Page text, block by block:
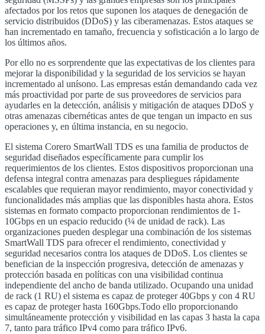
afectados por los retos que suponen los ataques de denegación de
servicio distribuidos (DDoS) y las ciberamenazas. Estos ataques se
han incrementado en tamaño, frecuencia y sofisticación a lo largo de
los últimos años.
Por ello no es sorprendente que las expectativas de los clientes para
mejorar la disponibilidad y la seguridad de los servicios se hayan
incrementado al unísono. Las empresas están demandando cada vez
más proactividad por parte de sus proveedores de servicios para
ayudarles en la detección, análisis y mitigación de ataques DDoS y
otras amenazas cibernéticas antes de que tengan un impacto en sus
operaciones y, en última instancia, en su negocio.
El sistema Corero SmartWall TDS es una familia de productos de
seguridad diseñados específicamente para cumplir los
requerimientos de los clientes. Estos dispositivos proporcionan una
defensa integral contra amenazas para despliegues rápidamente
escalables que requieran mayor rendimiento, mayor conectividad y
funcionalidades más amplias que las disponibles hasta ahora. Estos
sistemas en formato compacto proporcionan rendimientos de 1-
10Gbps en un espacio reducido (¼ de unidad de rack). Las
organizaciones pueden desplegar una combinación de los sistemas
SmartWall TDS para ofrecer el rendimiento, conectividad y
seguridad necesarios contra los ataques de DDoS. Los clientes se
benefician de la inspección progresiva, detección de amenazas y
protección basada en políticas con una visibilidad continua
independiente del ancho de banda utilizado. Ocupando una unidad
de rack (1 RU) el sistema es capaz de proteger 40Gbps y con 4 RU
es capaz de proteger hasta 160Gbps.Todo ello proporcionando
simultáneamente protección y visibilidad en las capas 3 hasta la capa
7, tanto para tráfico IPv4 como para tráfico IPv6.